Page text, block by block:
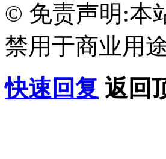
© 免责声明:本
禁用于商业用
快速回复 返回